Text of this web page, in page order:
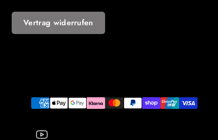
Vertrag widerrufen
Zahlungsarten
YouTube